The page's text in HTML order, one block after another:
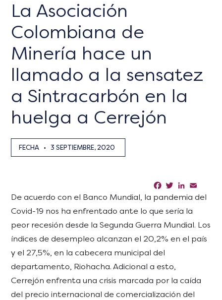
La Asociación
Colombiana de
Minería hace un
llamado a la sensatez
a Sintracarbón en la
huelga a Cerrejón
FECHA • 3 SEPTIEMBRE, 2020
Facebook
TwitterLinkedIn
De acuerdo con el Banco Mundial, la pandemia del
Covid-19 nos ha enfrentado ante lo que sería la
peor recesión desde la Segunda Guerra Mundial. Los
índices de desempleo alcanzan el 20,2% en el país
y el 27,5%, en la cabecera municipal del
departamento, Riohacha. Adicional a esto,
Cerrejón enfrenta una crisis marcada por la caída
del precio internacional de comercialización del